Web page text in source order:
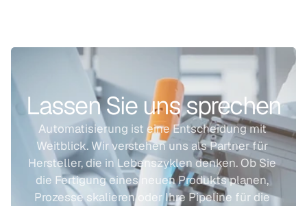
Lassen Sie uns sprechen
Automatisierung ist eine Entscheidung mit
Weitblick. Wir verstehen uns als Partner für
Hersteller, die in Lebenszyklen denken. Ob Sie
die Fertigung eines neuen Produkts planen,
Prozesse skalieren oder Ihre Pipeline für die